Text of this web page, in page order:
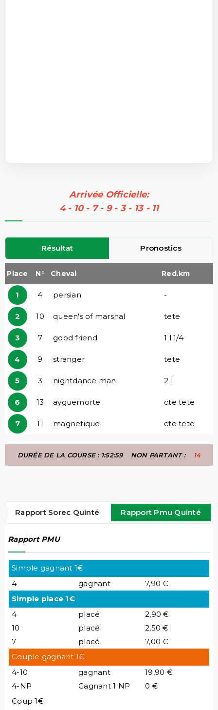
Arrivée Officielle:
4 - 10 - 7 - 9 - 3 - 13 - 11
Résultat Pronostics
Place N° Cheval Red.km
1 4 persian -
2 10 queen's of marshal tete
3 7 good friend 1 l 1/4
4 9 stranger tete
5 3 nightdance man 2 l
6 13 ayguemorte cte tete
7 11 magnetique cte tete
DURÉE DE LA COURSE : 1:52:59 NON PARTANT : 14
Rapport Sorec Quinté Rapport Pmu Quinté
Rapport PMU
Simple gagnant 1€
4
gagnant
7,90 €
Simple place 1€
4
placé
2,90 €
10
placé
2,50 €
7
placé
7,00 €
Couple gagnant 1€
4-10
gagnant
19,90 €
4-NP
Gagnant 1 NP
0 €
Coup 1€